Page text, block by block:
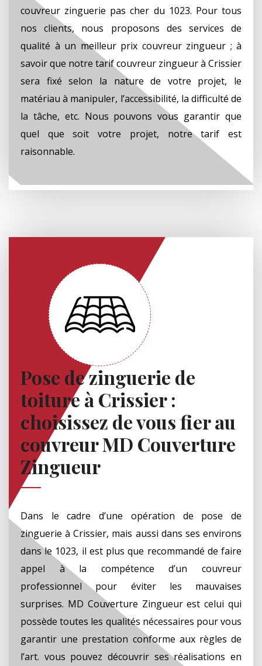
couvreur zinguerie pas cher du 1023. Pour tous
nos clients, nous proposons des services de
qualité à un meilleur prix couvreur zingueur ; à
savoir que notre tarif couvreur zingueur à Crissier
sera fixé selon la nature de votre projet, le
matériau à manipuler, l’accessibilité, la difficulté de
la tâche, etc. Nous pouvons vous garantir que
quel que soit votre projet, notre tarif est
raisonnable.
Pose de zinguerie de
toiture à Crissier :
choisissez de vous fier au
couvreur MD Couverture
Zingueur
Dans le cadre d’une opération de pose de
zinguerie à Crissier, mais aussi dans ses environs
dans le 1023, il est plus que recommandé de faire
appel à la compétence d’un couvreur
professionnel pour éviter les mauvaises
surprises. MD Couverture Zingueur est celui qui
possède toutes les qualités nécessaires pour vous
garantir une prestation conforme aux règles de
l’art. vous pouvez découvrir ses réalisations en